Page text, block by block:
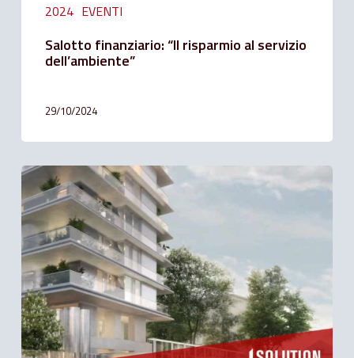
2024 EVENTI
Salotto finanziario: “Il risparmio al servizio
dell’ambiente”
29/10/2024
Solution
Bank
affianca
il
gruppo
Varallo
Re
nel
suo
processo
di
crescita